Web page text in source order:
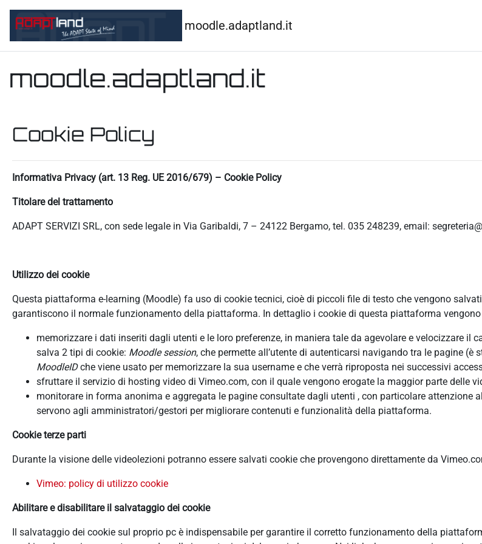
moodle.adaptland.it
moodle.adaptland.it
Cookie Policy
Informativa Privacy (art. 13 Reg. UE 2016/679) – Cookie Policy
Titolare del trattamento
ADAPT SERVIZI SRL, con sede legale in Via Garibaldi, 7 – 24122 Bergamo, tel. 035 248239, email:
Utilizzo dei cookie
Questa piattaforma e-learning (Moodle) fa uso di cookie tecnici, cioè di piccoli file di testo che vengono
garantiscono il normale funzionamento della piattaforma. In dettaglio i cookie di questa piattaforma
memorizzare i dati inseriti dagli utenti e le loro preferenze, in maniera tale da agevolare e velocizzare il
salva 2 tipi di cookie: Moodle session, che permette all’utente di autenticarsi navigando tra le pagine
MoodleIDche viene usato per memorizzare la sua username e che verrà riproposta nei successivi
sfruttare il servizio di hosting video di Vimeo.com, con il quale vengono erogate la maggior parte delle
monitorare in forma anonima e aggregata le pagine consultate dagli utenti , con particolare
servono agli amministratori/gestori per migliorare contenuti e funzionalità della piattaforma.
Cookie terze parti
Durante la visione delle videolezioni potranno essere salvati cookie che provengono direttamente da
Vimeo: policy di utilizzo cookie
Abilitare e disabilitare il salvataggio dei cookie
Il salvataggio dei cookie sul proprio pc è indispensabile per garantire il corretto funzionamento della